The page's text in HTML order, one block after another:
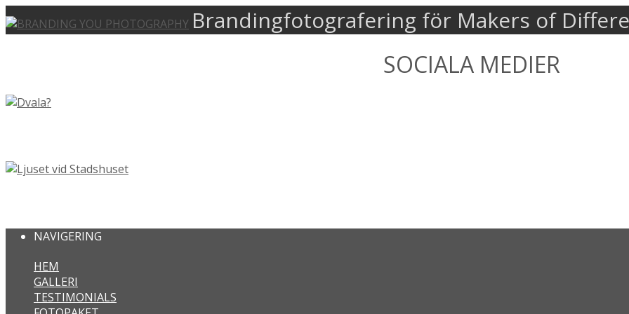
Brandingfotografering för Makers of
SOCIALA MEDIER
NAVIGERING
HEM
GALLERI
TESTIMONIALS